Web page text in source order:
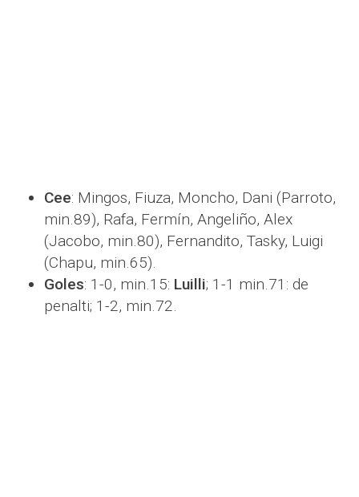
Cee: Mingos, Fiuza, Moncho, Dani (Parroto,
min.89), Rafa, Fermín, Angeliño, Alex
(Jacobo, min.80), Fernandito, Tasky, Luigi
(Chapu, min.65).
Goles: 1-0, min.15: Luilli; 1-1 min.71: de
penalti; 1-2, min.72.